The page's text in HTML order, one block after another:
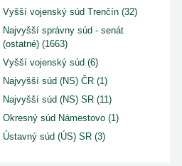
Vyšší vojenský súd Trenčín (32)
Najvyšší správny súd - senát
(ostatné) (1663)
Vyšší vojenský súd (6)
Najvyšší súd (NS) ČR (1)
Najvyšší súd (NS) SR (11)
Okresný súd Námestovo (1)
Ústavný súd (ÚS) SR (3)